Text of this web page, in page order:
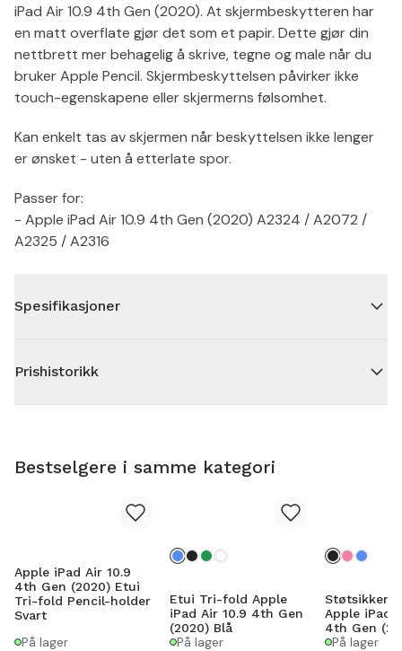
iPad Air 10.9 4th Gen (2020). At skjermbeskytteren har
en matt overflate gjør det som et papir. Dette gjør din
nettbrett mer behagelig å skrive, tegne og male når du
bruker Apple Pencil. Skjermbeskyttelsen påvirker ikke
touch-egenskapene eller skjermerns følsomhet.
Kan enkelt tas av skjermen når beskyttelsen ikke lenger
er ønsket - uten å etterlate spor.
Passer for:
- Apple iPad Air 10.9 4th Gen (2020) A2324 / A2072 /
A2325 / A2316
Spesifikasjoner
Prishistorikk
Bestselgere i samme kategori
Apple iPad Air 10.9
4th Gen (2020) Etui
Tri-fold Pencil-holder
Svart
På lager
Etui Tri-fold Apple
iPad Air 10.9 4th Gen
(2020) Blå
På lager
Støtsikker
Apple iPad
4th Gen
På lager